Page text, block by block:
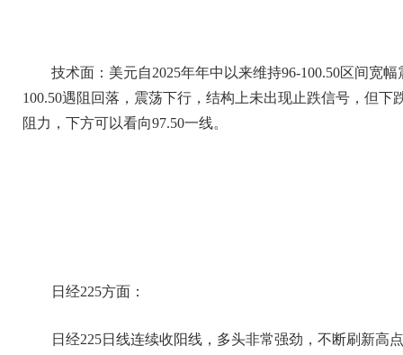
技术面：美元自2025年年中以来维持96-100.50区间宽
100.50遇阻回落，震荡下行，结构上未出现止跌信号，但
阻力，下方可以看向97.50一线。
日经225方面：
日经225日线连续收阳线，多头非常强劲，不断刷新高